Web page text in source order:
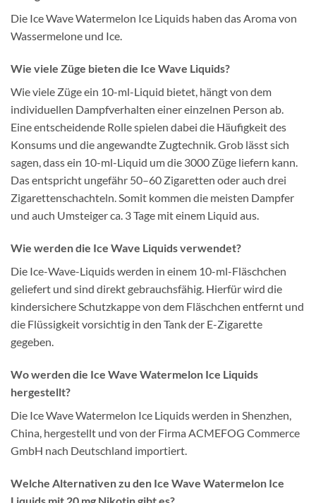
Die Ice Wave Watermelon Ice Liquids haben das Aroma von
Wassermelone und Ice.
Wie viele Züge bieten die Ice Wave Liquids?
Wie viele Züge ein 10-ml-Liquid bietet, hängt von dem
individuellen Dampfverhalten einer einzelnen Person ab.
Eine entscheidende Rolle spielen dabei die Häufigkeit des
Konsums und die angewandte Zugtechnik. Grob lässt sich
sagen, dass ein 10-ml-Liquid um die 3000 Züge liefern kann.
Das entspricht ungefähr 50–60 Zigaretten oder auch drei
Zigarettenschachteln. Somit kommen die meisten Dampfer
und auch Umsteiger ca. 3 Tage mit einem Liquid aus.
Wie werden die Ice Wave Liquids verwendet?
Die Ice-Wave-Liquids werden in einem 10-ml-Fläschchen
geliefert und sind direkt gebrauchsfähig. Hierfür wird die
kindersichere Schutzkappe von dem Fläschchen entfernt und
die Flüssigkeit vorsichtig in den Tank der E-Zigarette
gegeben.
Wo werden die Ice Wave Watermelon Ice Liquids
hergestellt?
Die Ice Wave Watermelon Ice Liquids werden in Shenzhen,
China, hergestellt und von der Firma ACMEFOG Commerce
GmbH nach Deutschland importiert.
Welche Alternativen zu den Ice Wave Watermelon Ice
Liquids mit 20 mg Nikotin gibt es?